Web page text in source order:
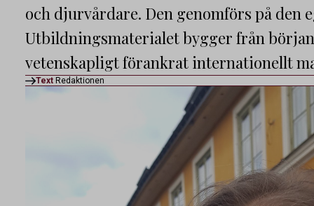
och djurvårdare. Den genomförs på den
Utbildningsmaterialet bygger från
vetenskapligt förankrat internationellt
Text Redaktionen